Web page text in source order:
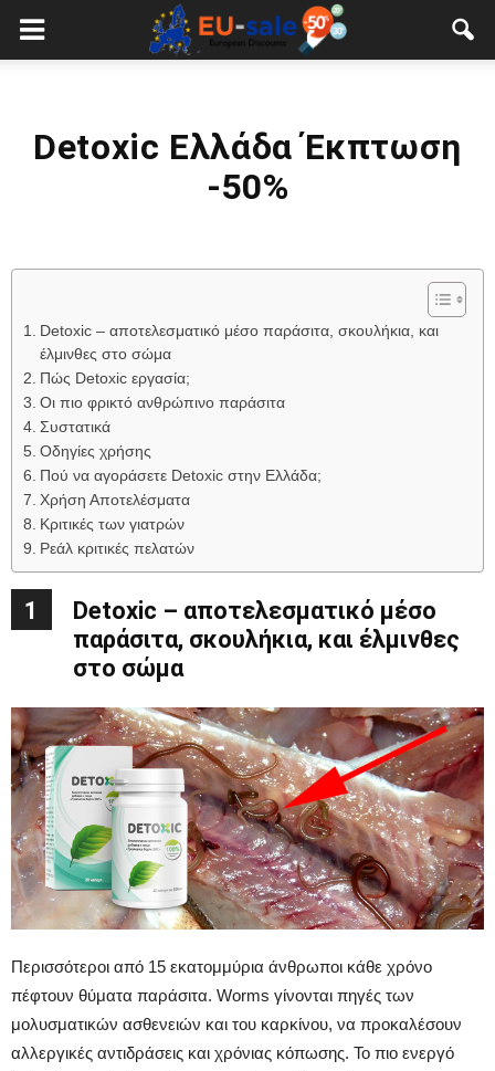
European
Detoxic Ελλάδα Έκπτωση
-50%
Detoxic – αποτελεσματικό μέσο παράσιτα, σκουλήκια, και
έλμινθες στο σώμα
Πώς Detoxic εργασία;
Οι πιο φρικτό ανθρώπινο παράσιτα
Συστατικά
Οδηγίες χρήσης
Πού να αγοράσετε Detoxic στην Ελλάδα;
Χρήση Αποτελέσματα
Κριτικές των γιατρών
Ρεάλ κριτικές πελατών
1
Detoxic – αποτελεσματικό μέσο
παράσιτα, σκουλήκια, και έλμινθες
στο σώμα
Περισσότεροι από 15 εκατομμύρια άνθρωποι κάθε χρόνο
πέφτουν θύματα παράσιτα. Worms γίνονται πηγές των
μολυσματικών ασθενειών και του καρκίνου, να προκαλέσουν
αλλεργικές αντιδράσεις και χρόνιας κόπωσης. Το πιο ενεργό